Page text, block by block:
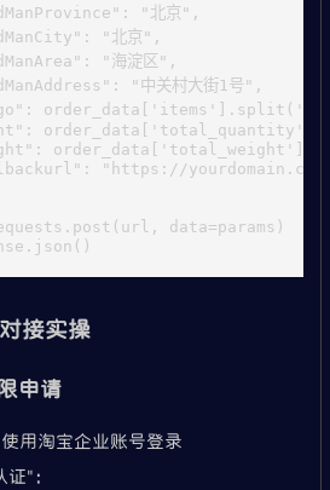
"北京",
"北京",
"海淀区",
"中关村大街1号",
order_data['total_quantity'],
order_data['total_weight'],
"https://
data=params)
接实操
申请
使用淘宝企业账号登录
"：